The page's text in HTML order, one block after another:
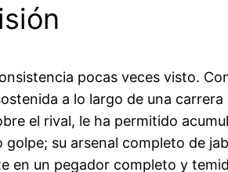
pocas veces visto.
a lo largo de una
el rival, le ha permitido
su arsenal completo de
en un pegador completo y